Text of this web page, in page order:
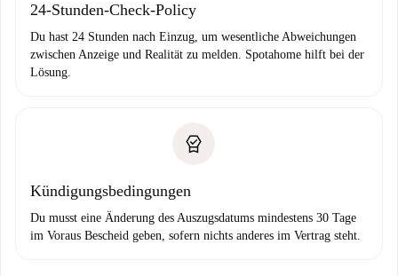
24-Stunden-Check-Policy
Du hast 24 Stunden nach Einzug, um wesentliche Abweichungen
zwischen Anzeige und Realität zu melden. Spotahome hilft bei der
Lösung.
Kündigungsbedingungen
Du musst eine Änderung des Auszugsdatums mindestens 30 Tage
im Voraus Bescheid geben, sofern nichts anderes im Vertrag steht.